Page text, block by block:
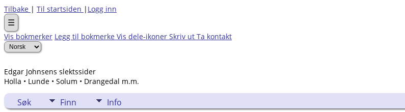
Tilbake | Til startsiden | Logg inn
☰
Vis bokmerker Legg til bokmerke Vis dele-ikoner Skriv ut Ta kontakt
Edgar Johnsens slektssider
Holla • Lunde • Solum • Drangedal m.m.
Søk Finn Info